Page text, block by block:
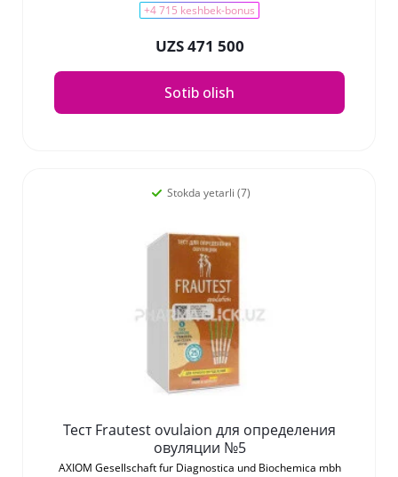
+4 715 keshbek-bonus
UZS 471 500
Sotib olish
Stokda yetarli (7)
Тест Frautest ovulaion для определения
овуляции №5
AXIOM Gesellschaft fur Diagnostica und Biochemica mbh